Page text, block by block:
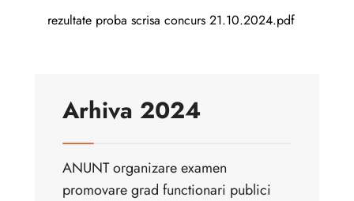
rezultate proba scrisa concurs 21.10.2024.pdf
Arhiva 2024
ANUNT organizare examen
promovare grad functionari publici